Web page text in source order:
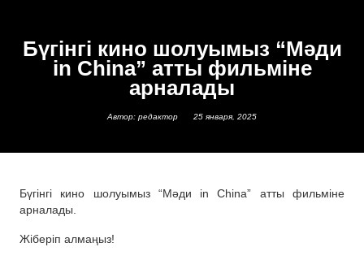
Бүгінгі кино шолуымыз “Мәди
in China” атты фильміне
арналады
Автор: редактор 25 января, 2025
Бүгінгі кино шолуымыз “Мәди in China” атты фильміне
арналады.
Жіберіп алмаңыз!